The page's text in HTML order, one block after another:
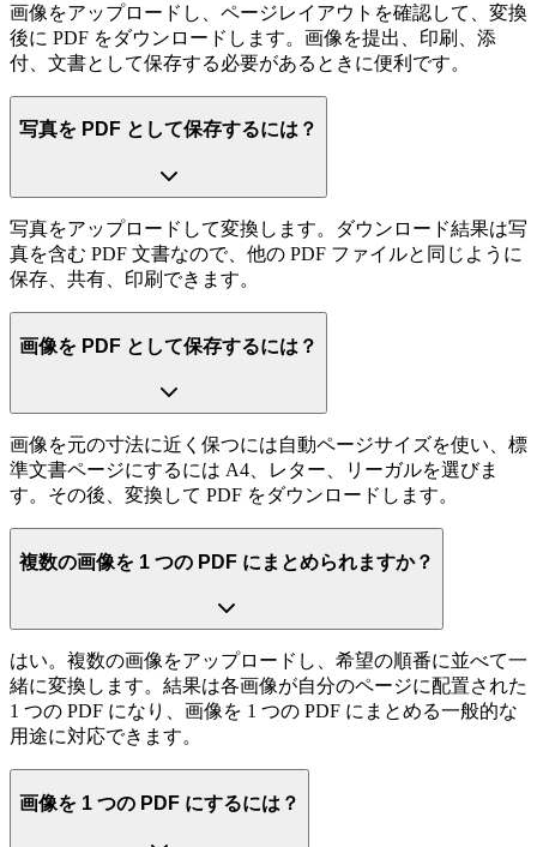
画像をアップロードし、ページレイアウトを確認して、変換
後に PDF をダウンロードします。画像を提出、印刷、添
付、文書として保存する必要があるときに便利です。
写真を PDF として保存するには？
写真をアップロードして変換します。ダウンロード結果は写
真を含む PDF 文書なので、他の PDF ファイルと同じように
保存、共有、印刷できます。
画像を PDF として保存するには？
画像を元の寸法に近く保つには自動ページサイズを使い、標
準文書ページにするには A4、レター、リーガルを選びま
す。その後、変換して PDF をダウンロードします。
複数の画像を 1 つの PDF にまとめられますか？
はい。複数の画像をアップロードし、希望の順番に並べて一
緒に変換します。結果は各画像が自分のページに配置された
1 つの PDF になり、画像を 1 つの PDF にまとめる一般的な
用途に対応できます。
画像を 1 つの PDF にするには？